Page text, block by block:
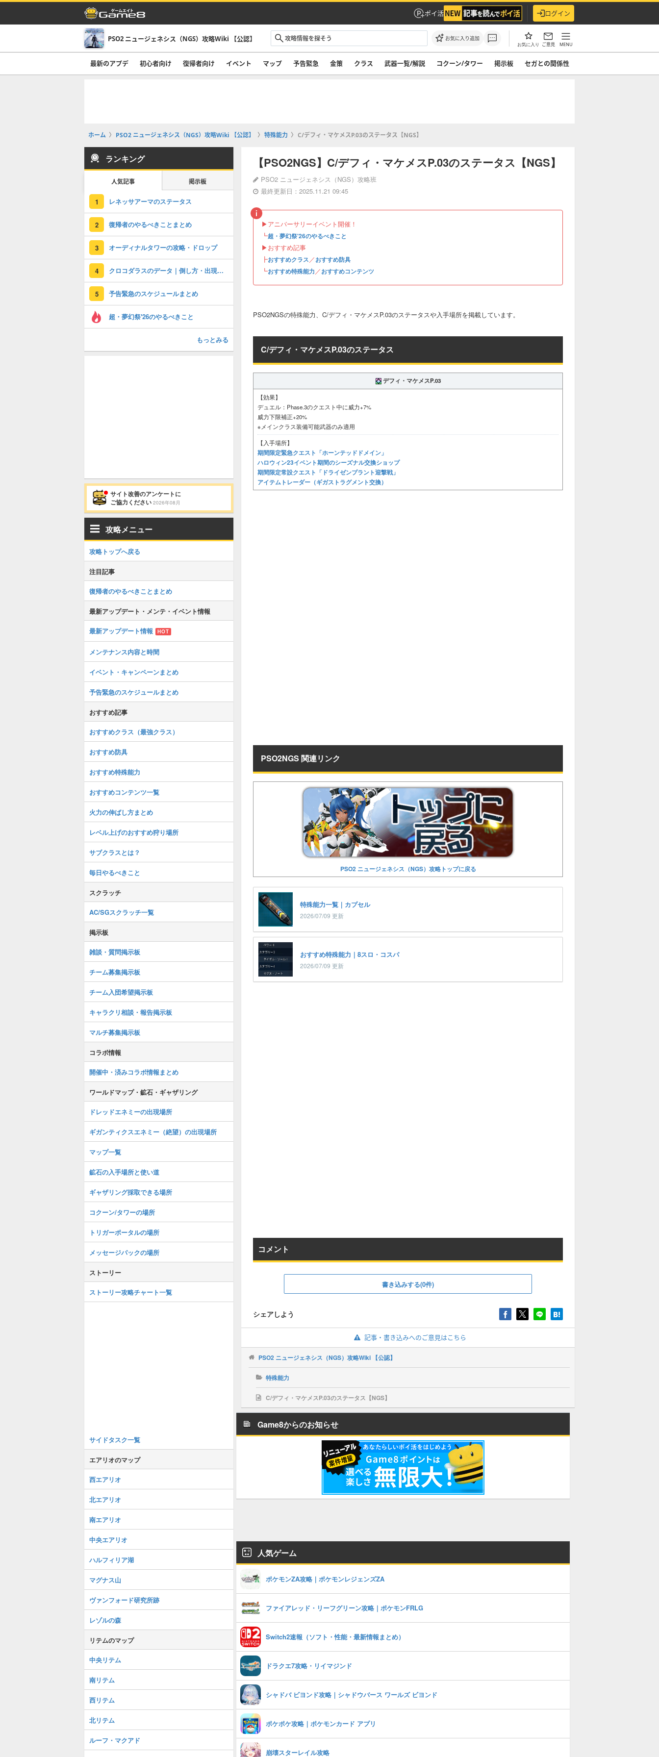
ポイ活 ログイン
PSO2 ニュージェネシス（NGS）攻略Wiki 【公認】 お気に入り追加
お気に入り ご意見 MENU
最新のアプデ 初心者向け 復帰者向け イベント マップ 予告緊急 金策 クラス 武器一覧/解説 コクーン/タワー 掲示板 セガとの関係性
ホーム PSO2 ニュージェネシス（NGS）攻略Wiki 【公認】 特殊能力 C/デフィ・マケメスP.03のステータス【NGS】
【PSO2NGS】C/デフィ・マケメスP.03のステータス【NGS】
PSO2 ニュージェネシス（NGS）攻略班
最終更新日：2025.11.21 09:45
▶︎アニバーサリーイベント開催！
┗超・夢幻祭'26のやるべきこと
▶︎おすすめ記事
┣おすすめクラス／おすすめ防具
┗おすすめ特殊能力／おすすめコンテンツ
PSO2NGSの特殊能力、C/デフィ・マケメスP.03のステータスや入手場所を掲載しています。
C/デフィ・マケメスP.03のステータス
デフィ・マケメスP.03
【効果】
デュエル：Phase.3のクエスト中に威力+7%
威力下限補正+20%
※メインクラス装備可能武器のみ適用
【入手場所】
期間限定緊急クエスト「ホーンテッドドメイン」
ハロウィン23イベント期間のシーズナル交換ショップ
期間限定常設クエスト「ドライゼンプラント迎撃戦」
アイテムトレーダー（ギガストラグメント交換）
PSO2NGS 関連リンク
PSO2 ニュージェネシス（NGS）攻略トップに戻る
特殊能力一覧｜カプセル
2026/07/09 更新
おすすめ特殊能力｜8スロ・コスパ
2026/07/09 更新
コメント
書き込みする(0件)
シェアしよう
記事・書き込みへのご意見はこちら
PSO2 ニュージェネシス（NGS）攻略Wiki 【公認】
特殊能力
C/デフィ・マケメスP.03のステータス【NGS】
Game8からのお知らせ
人気ゲーム
ポケモンZA攻略｜ポケモンレジェンズZA
ファイアレッド・リーフグリーン攻略｜ポケモンFRLG
Switch2速報（ソフト・性能・最新情報まとめ）
ドラクエ7攻略・リイマジンド
シャドバ ビヨンド攻略｜シャドウバース ワールズ ビヨンド
ポケポケ攻略｜ポケモンカード アプリ
崩壊スターレイル攻略
ランキング
人気記事 掲示板
1 レネッサアーマのステータス
2 復帰者のやるべきことまとめ
3 オーディナルタワーの攻略・ドロップ
4 クロコダラスのデータ｜倒し方・出現場所
5 予告緊急のスケジュールまとめ
超・夢幻祭'26のやるべきこと
もっとみる
サイト改善のアンケートに
ご協力ください 2026年08月
攻略メニュー
攻略トップへ戻る
注目記事
復帰者のやるべきことまとめ
最新アップデート・メンテ・イベント情報
最新アップデート情報 HOT
メンテナンス内容と時間
イベント・キャンペーンまとめ
予告緊急のスケジュールまとめ
おすすめ記事
おすすめクラス（最強クラス）
おすすめ防具
おすすめ特殊能力
おすすめコンテンツ一覧
火力の伸ばし方まとめ
レベル上げのおすすめ狩り場所
サブクラスとは？
毎日やるべきこと
スクラッチ
AC/SGスクラッチ一覧
掲示板
雑談・質問掲示板
チーム募集掲示板
チーム入団希望掲示板
キャラクリ相談・報告掲示板
マルチ募集掲示板
コラボ情報
開催中・済みコラボ情報まとめ
ワールドマップ・鉱石・ギャザリング
ドレッドエネミーの出現場所
ギガンティクスエネミー（絶望）の出現場所
マップ一覧
鉱石の入手場所と使い道
ギャザリング採取できる場所
コクーン/タワーの場所
トリガーポータルの場所
メッセージパックの場所
ストーリー
ストーリー攻略チャート一覧
サイドタスク一覧
エアリオのマップ
西エアリオ
北エアリオ
南エアリオ
中央エアリオ
ハルフィリア湖
マグナス山
ヴァンフォード研究所跡
レゾルの森
リテムのマップ
中央リテム
南リテム
西リテム
北リテム
ルーフ・マクアド